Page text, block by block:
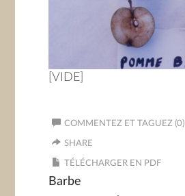
[VIDE]
COMMENTEZ ET TAGUEZ (0)
SHARE
TÉLÉCHARGER EN PDF
Barbe